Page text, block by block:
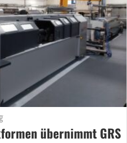
übernimmt GRS